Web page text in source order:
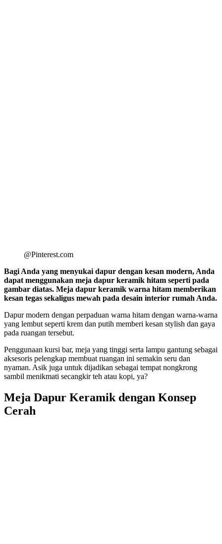
@Pinterest.com
Bagi Anda yang menyukai dapur dengan kesan modern, Anda
dapat menggunakan meja dapur keramik hitam seperti pada
gambar diatas. Meja dapur keramik warna hitam memberikan
kesan tegas sekaligus mewah pada desain interior rumah Anda.
Dapur modern dengan perpaduan warna hitam dengan warna-warna
yang lembut seperti krem dan putih memberi kesan stylish dan gaya
pada ruangan tersebut.
Penggunaan kursi bar, meja yang tinggi serta lampu gantung sebagai
aksesoris pelengkap membuat ruangan ini semakin seru dan
nyaman. Asik juga untuk dijadikan sebagai tempat nongkrong
sambil menikmati secangkir teh atau kopi, ya?
Meja Dapur Keramik dengan Konsep
Cerah